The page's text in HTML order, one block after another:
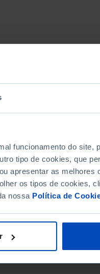
funcionamento do site,
tipo de cookies, que
apresentar as melhores
os tipos de cookies,
nossa Política de